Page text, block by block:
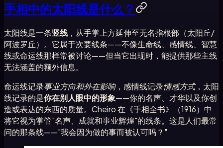
手相中的太阳线是什么？
太阳线是一条竖线 ，从手掌上方延伸至无名指根部（太阳丘/
阿波罗丘）。它属于次要线条——不像生命线、感情线、智慧
线或命运线那样常被讨论——但当它出现时，能提供那些主线
无法涵盖的额外信息。
命运线记录事业方向和外在影响，感情线记录情感方式，太阳
线记录的是你在别人眼中的形象——你的名声、才华以及你创
造或表达的东西的质量。Cheiro 在《手相全书》（1916）中
将它视为掌管"名声、成就和事业辉煌"的线条。这是人们最常
问的那条线——"我会因为做的事而被认可吗？"